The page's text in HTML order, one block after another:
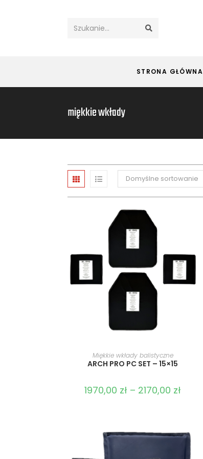
Szukanie...
STRONA GŁÓWNA
miękkie wkłady
Domyślne sortowanie
WYBIERZ OPCJE
Miękkie wkłady balistyczne
ARCH PRO PC SET – 15×15
1970,00 zł – 2170,00 zł